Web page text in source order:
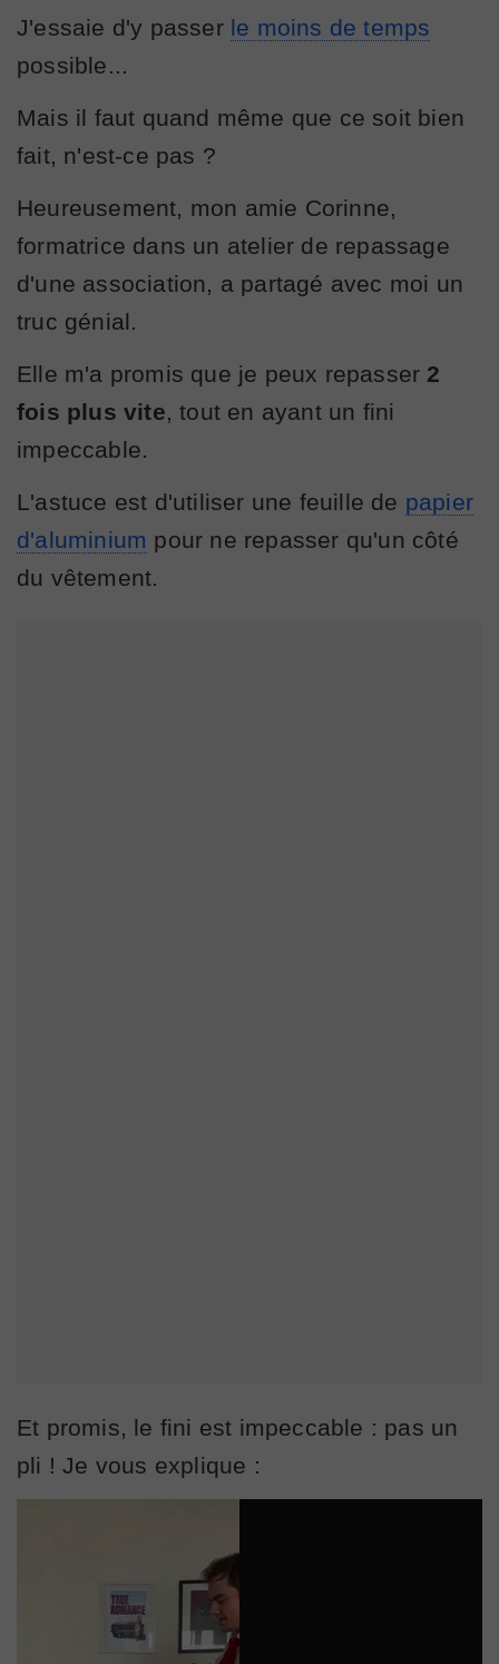
J'essaie d'y passer le moins de temps
possible...
Mais il faut quand même que ce soit bien
fait, n'est-ce pas ?
Heureusement, mon amie Corinne,
formatrice dans un atelier de repassage
d'une association, a partagé avec moi un
truc génial.
Elle m'a promis que je peux repasser 2
fois plus vite , tout en ayant un fini
impeccable.
L'astuce est d'utiliser une feuille de papier
d'aluminium pour ne repasser qu'un côté
du vêtement.
Et promis, le fini est impeccable : pas un
pli ! Je vous explique :